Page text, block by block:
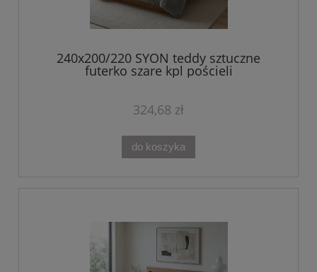
240x200/220 SYON teddy sztuczne
futerko szare kpl pościeli
324,68 zł
do koszyka